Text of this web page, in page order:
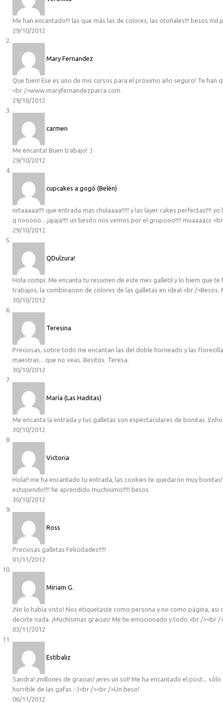
Me han encantado!!! las que más las de colores, las otoñales!!! besos mil
29/10/2012
Mary Fernandez
Que bien! Ese es uno de mis cursos para el próximo año seguro! Te han
<br />www.maryfernandezparra.com
29/10/2012
carmen
Me encanta! Buen trabajo! :)
29/10/2012
cupcakes a gogó (Belén)
niñaaaaa!!!! que entrada mas chulaaaa!!!!! y las layer cakes perfectas!!!!
q nooooo....jajaja!!!! un besito nos vemos por el grupooo!!!! muaaaacs
29/10/2012
QDulzura!
Hola compi. Me encanta tu resumen de este mes galletil y lo biem que
trabajos, la combinacion de colores de las galletas en ideal.<br />Besos.
30/10/2012
Teresina
Preciosas, sobre todo me encantan las del doble horneado y las
maestras... que no veas. Besitos. Teresa.
30/10/2012
María (Las Haditas)
Me encanta la entrada y tus galletas son espectaculares de bonitas.
30/10/2012
Victoria
Hola!! me ha encantado tu entrada, las cookies te quedaron muy
estupendo!!!! he aprendido muchisimo!!!!! besos
30/10/2012
Ross
Preciosas galletas Felicidades!!!!!
01/11/2012
Miriam G.
¡No lo había visto! Nos etiquetaste como persona y no como página, asi
decirte nada. ¡Muchísimas gracias! Me he emocionado y todo.<br /><br /
03/11/2012
Estíbaliz
Sandra! ¡millones de gracias! ¡eres un sol! Me ha encantado el post...
horrible de las gafas ;-)<br /><br />Un beso!
06/11/2012